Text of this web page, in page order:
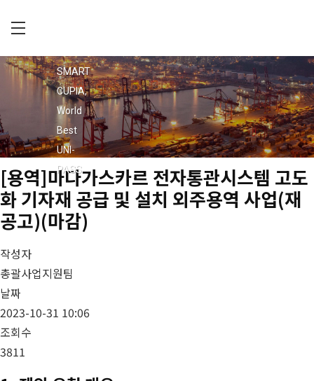
content
C
U
P
I
A
SMART
CUPIA,
World
Best
UNI-
PASS
회사소개
공지사항
채용정보
오시는 길
[용역]마다가스카르 전자통관시스템 고도
화 기자재 공급 및 설치 외주용역 사업(재
공고)(마감)
작성자
총괄사업지원팀
날짜
2023-10-31 10:06
조회수
3811